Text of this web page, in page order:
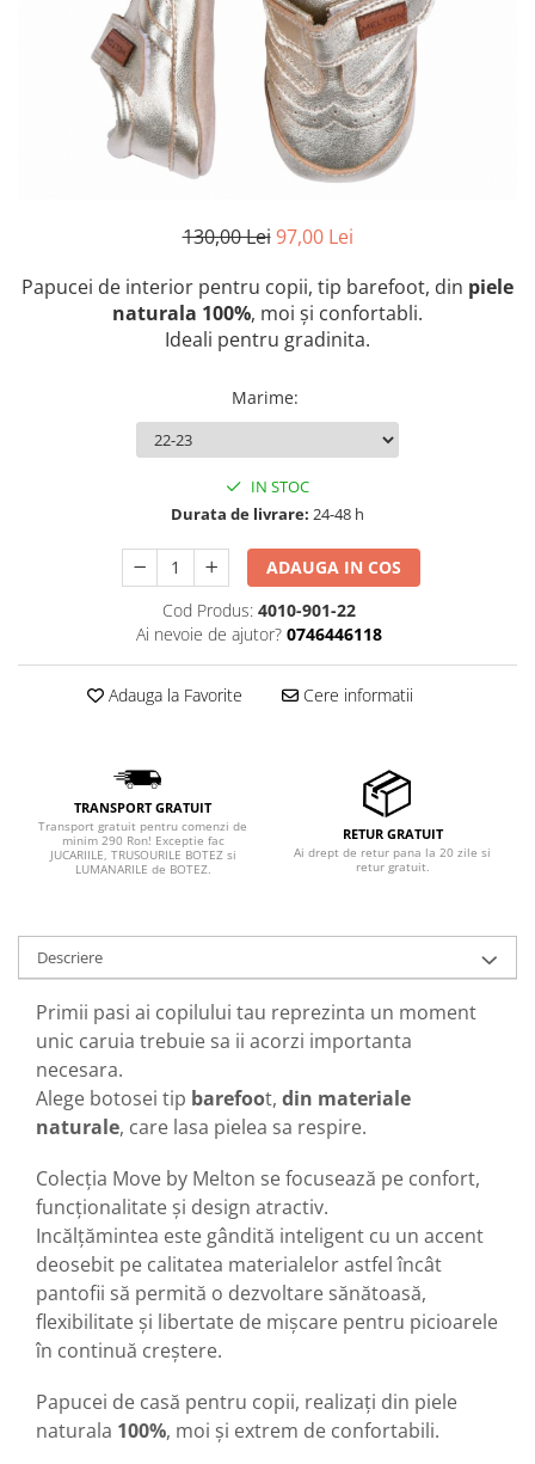
Fulare si esarfe
Saci de dormit bebe
Camasi Barbati
Camasi baieti
130,00 Lei 97,00 Lei
Papucei de interior pentru copii, tip barefoot, din piele
naturala 100%, moi şi confortabli.
Ideali pentru gradinita.
Marime:
IN STOC
Durata de livrare: 24-48 h
ADAUGA IN COS
Cod Produs: 4010-901-22
Ai nevoie de ajutor? 0746446118
Adauga la Favorite Cere informatii
TRANSPORT GRATUIT
Transport gratuit pentru comenzi de
minim 290 Ron! Exceptie fac
JUCARIILE, TRUSOURILE BOTEZ si
LUMANARILE de BOTEZ.
RETUR GRATUIT
Ai drept de retur pana la 20 zile si
retur gratuit.
Descriere
Primii pasi ai copilului tau reprezinta un moment
unic caruia trebuie sa ii acorzi importanta
necesara.
Alege botosei tip barefoot, din materiale
naturale, care lasa pielea sa respire.
Colecția Move by Melton se focusează pe confort,
funcționalitate și design atractiv.
Incălțămintea este gândită inteligent cu un accent
deosebit pe calitatea materialelor astfel încât
pantofii să permită o dezvoltare sănătoasă,
flexibilitate și libertate de mișcare pentru picioarele
în continuă creștere.
Papucei de casă pentru copii, realizaţi din piele
naturala 100%, moi şi extrem de confortabili.